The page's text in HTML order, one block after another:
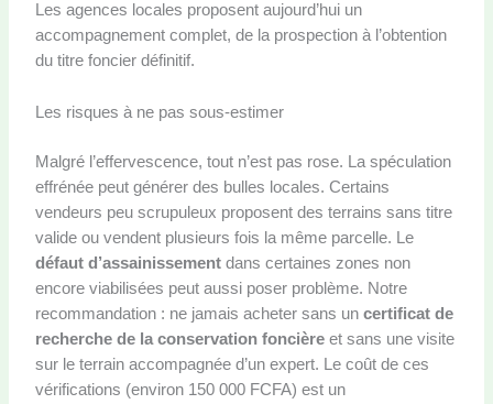
Les agences locales proposent aujourd’hui un
accompagnement complet, de la prospection à l’obtention
du titre foncier définitif.
Les risques à ne pas sous-estimer
Malgré l’effervescence, tout n’est pas rose. La spéculation
effrénée peut générer des bulles locales. Certains
vendeurs peu scrupuleux proposent des terrains sans titre
valide ou vendent plusieurs fois la même parcelle. Le
défaut d’assainissementdans certaines zones non
encore viabilisées peut aussi poser problème. Notre
recommandation : ne jamais acheter sans un certificat de
recherche de la conservation foncièreet sans une visite
sur le terrain accompagnée d’un expert. Le coût de ces
vérifications (environ 150 000 FCFA) est un